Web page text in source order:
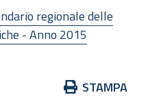
regionale delle
- Anno 2015
STAMPA